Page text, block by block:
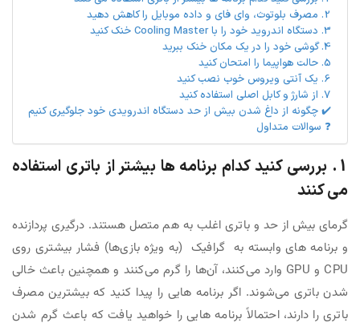
2. مصرف بلوتوث، وای فای و داده موبایل را کاهش دهید
3. دستگاه اندروید خود را با Cooling Master خنک کنید
4. گوشی خود را در یک مکان خنک ببرید
5. حالت هواپیما را امتحان کنید
6. یک آنتی ویروس خوب نصب کنید
7. از شارژ و کابل اصلی استفاده کنید
✔️ چگونه از داغ شدن بیش از حد دستگاه اندرویدی خود جلوگیری کنیم
❓ سوالات متداول
1. بررسی کنید کدام برنامه ها بیشتر از باتری استفاده
می کنند
گرمای بیش از حد و باتری اغلب به هم متصل هستند. درگیری پردازنده‌
و برنامه‌ های وابسته به گرافیک (به ویژه بازی‌ها) فشار بیشتری روی
CPU و GPU وارد می‌کنند، آن‌ها را گرم می‌کنند و همچنین باعث خالی
شدن باتری می‌شوند. اگر برنامه هایی را پیدا کنید که بیشترین مصرف
باتری را دارند، احتمالاً برنامه هایی را خواهید یافت که باعث گرم شدن